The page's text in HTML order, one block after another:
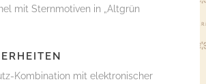
mit Sternmotiven in „Altgrün
Kombination mit elektronischer